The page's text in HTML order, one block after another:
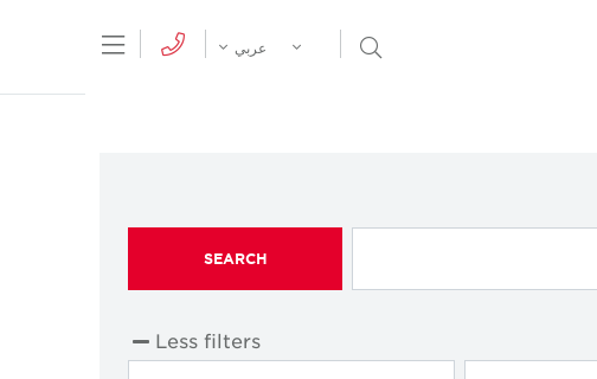
Menu Open Search Menu
عربي
SEARCH
Less filters